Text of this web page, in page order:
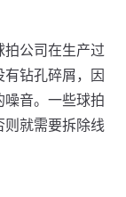
公司在生产过
钻孔碎屑，因
音。一些球拍
就需要拆除线